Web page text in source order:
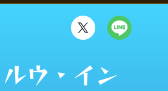
ウ・イン